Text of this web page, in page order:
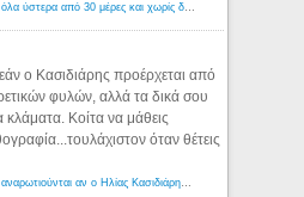
Εφορία: Κατάσχονται όλα ύστερα από 30 μέρες και χωρίς δικαστικές αποφάσεις - Λόγιος Ερμής
ο Κασιδιάρης προέρχεται από
φυλών, αλλά τα δικά σου
κλάματα. Κοίτα να μάθεις
όταν θέτεις
Αμερικανοί ρατσιστές αναρωτιούνται αν ο Ηλίας Κασιδιάρης ανήκει στη λευκή φυλή... - Λόγιος Ερμής